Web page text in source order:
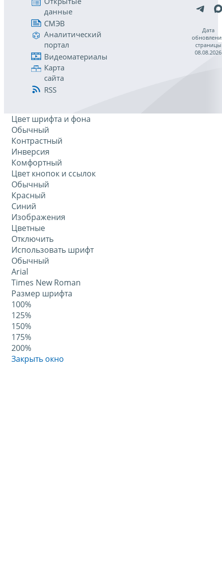
данные
СМЭВ
Аналитический
портал
Видеоматериалы
Карта
сайта
RSS
Дата
страницы
08.08.2026
Цвет шрифта и фона
Обычный
Контрастный
Инверсия
Комфортный
Цвет кнопок и ссылок
Обычный
Красный
Синий
Изображения
Цветные
Отключить
Использовать шрифт
Обычный
Arial
Times New Roman
Размер шрифта
100%
125%
150%
175%
200%
Закрыть окно